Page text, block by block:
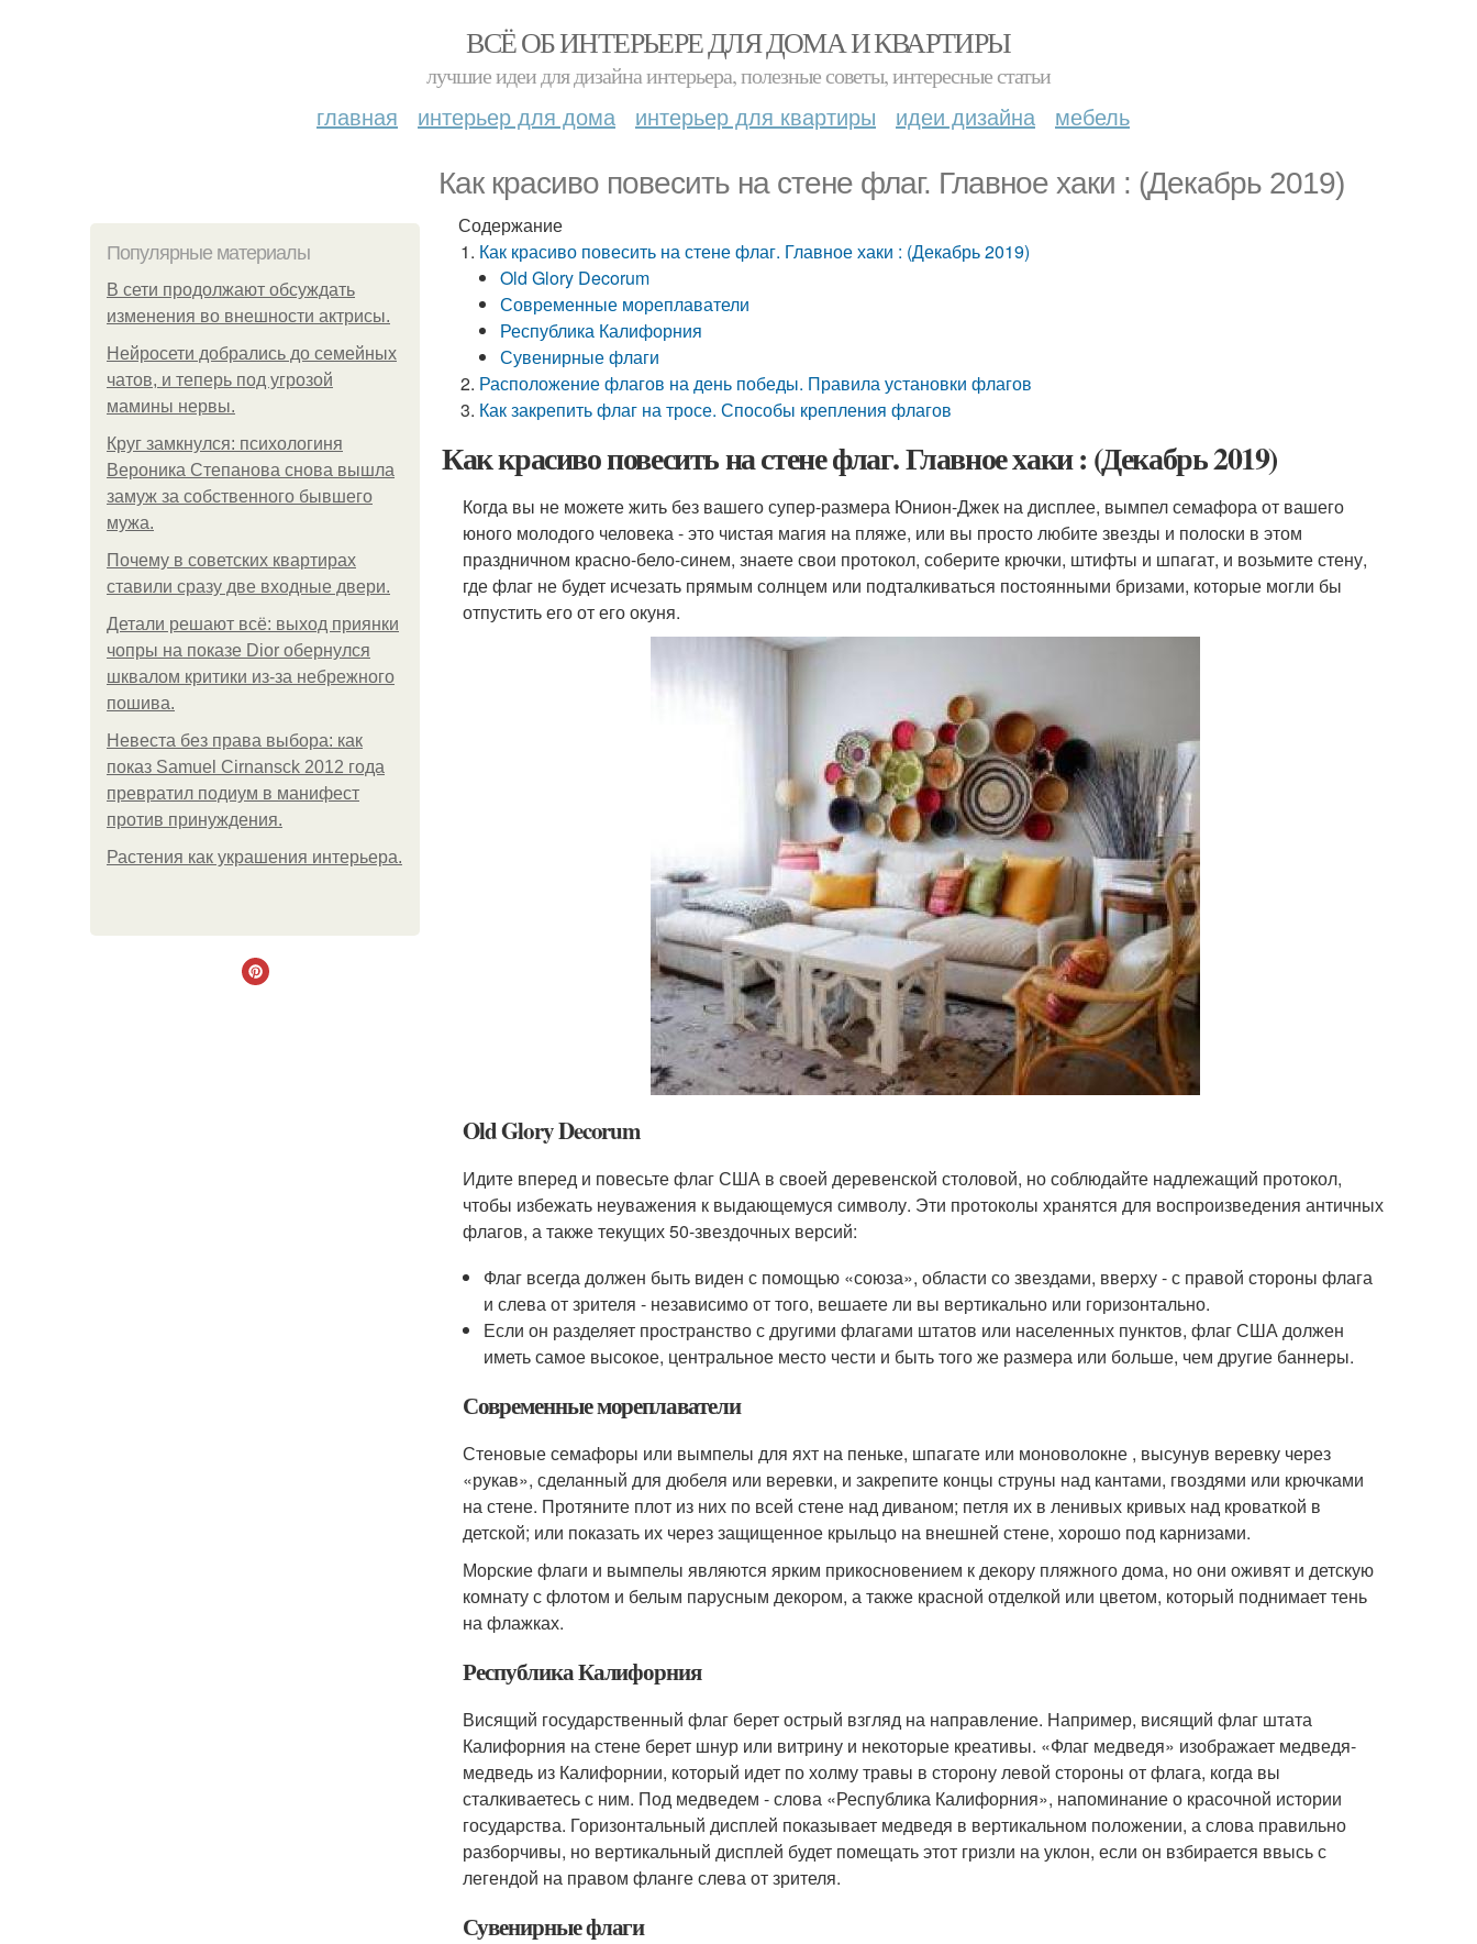
ВСЁ ОБ ИНТЕРЬЕРЕ ДЛЯ ДОМА И КВАРТИРЫ
лучшие идеи для дизайна интерьера, полезные советы, интересные статьи
главная интерьер для дома интерьер для квартиры идеи дизайна мебель
Как красиво повесить на стене флаг. Главное хаки : (Декабрь 2019)
Популярные материалы
В сети продолжают обсуждать
изменения во внешности актрисы.
Нейросети добрались до семейных
чатов, и теперь под угрозой
мамины нервы.
Круг замкнулся: психологиня
Вероника Степанова снова вышла
замуж за собственного бывшего
мужа.
Почему в советских квартирах
ставили сразу две входные двери.
Детали решают всё: выход приянки
чопры на показе Dior обернулся
шквалом критики из-за небрежного
пошива.
Невеста без права выбора: как
показ Samuel Cirnansck 2012 года
превратил подиум в манифест
против принуждения.
Растения как украшения интерьера.
Содержание
Как красиво повесить на стене флаг. Главное хаки : (Декабрь 2019)
Old Glory Decorum
Современные мореплаватели
Республика Калифорния
Сувенирные флаги
Расположение флагов на день победы. Правила установки флагов
Как закрепить флаг на тросе. Способы крепления флагов
Как красиво повесить на стене флаг. Главное хаки : (Декабрь 2019)
Когда вы не можете жить без вашего супер-размера Юнион-Джек на дисплее, вымпел семафора от вашего
юного молодого человека - это чистая магия на пляже, или вы просто любите звезды и полоски в этом
праздничном красно-бело-синем, знаете свои протокол, соберите крючки, штифты и шпагат, и возьмите стену,
где флаг не будет исчезать прямым солнцем или подталкиваться постоянными бризами, которые могли бы
отпустить его от его окуня.
Old Glory Decorum
Идите вперед и повесьте флаг США в своей деревенской столовой, но соблюдайте надлежащий протокол,
чтобы избежать неуважения к выдающемуся символу. Эти протоколы хранятся для воспроизведения античных
флагов, а также текущих 50-звездочных версий:
Флаг всегда должен быть виден с помощью «союза», области со звездами, вверху - с правой стороны флага
и слева от зрителя - независимо от того, вешаете ли вы вертикально или горизонтально.
Если он разделяет пространство с другими флагами штатов или населенных пунктов, флаг США должен
иметь самое высокое, центральное место чести и быть того же размера или больше, чем другие баннеры.
Современные мореплаватели
Стеновые семафоры или вымпелы для яхт на пеньке, шпагате или моноволокне , высунув веревку через
«рукав», сделанный для дюбеля или веревки, и закрепите концы струны над кантами, гвоздями или крючками
на стене. Протяните плот из них по всей стене над диваном; петля их в ленивых кривых над кроваткой в ​​
детской; или показать их через защищенное крыльцо на внешней стене, хорошо под карнизами.
Морские флаги и вымпелы являются ярким прикосновением к декору пляжного дома, но они оживят и детскую
комнату с флотом и белым парусным декором, а также красной отделкой или цветом, который поднимает тень
на флажках.
Республика Калифорния
Висящий государственный флаг берет острый взгляд на направление. Например, висящий флаг штата
Калифорния на стене берет шнур или витрину и некоторые креативы. «Флаг медведя» изображает медведя-
медведь из Калифорнии, который идет по холму травы в сторону левой стороны от флага, когда вы
сталкиваетесь с ним. Под медведем - слова «Республика Калифорния», напоминание о красочной истории
государства. Горизонтальный дисплей показывает медведя в вертикальном положении, а слова правильно
разборчивы, но вертикальный дисплей будет помещать этот гризли на уклон, если он взбирается ввысь с
легендой на правом фланге слева от зрителя.
Сувенирные флаги